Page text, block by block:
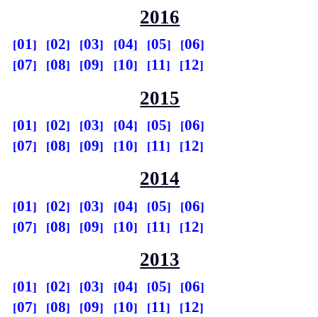
2016
01 02 03 04 05
06
07
08 09 10 11 12
2015
01 02 03 04 05
06
07
08 09 10 11 12
2014
01 02 03 04 05
06
07
08 09 10 11 12
2013
01 02 03 04 05
06
07
08 09 10 11 12